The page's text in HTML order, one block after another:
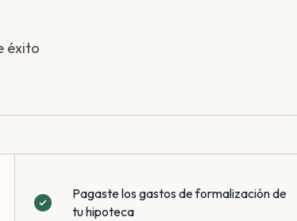
éxito
Pagaste los gastos de formalización de
tu hipoteca